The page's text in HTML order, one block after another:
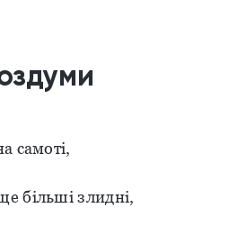
самоті,
більші злидні,